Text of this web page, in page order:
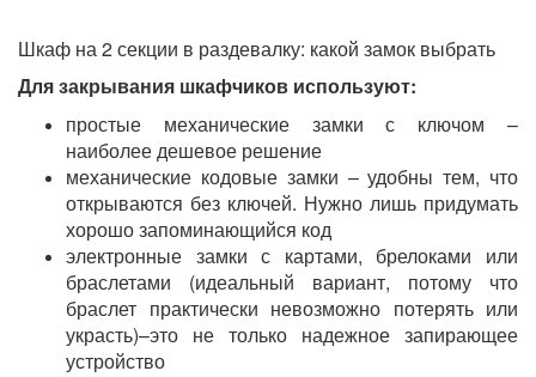
Шкаф на 2 секции в раздевалку: какой замок выбрать
Для закрывания шкафчиков используют:
простые механические замки с ключом –
наиболее дешевое решение
механические кодовые замки – удобны тем, что
открываются без ключей. Нужно лишь придумать
хорошо запоминающийся код
электронные замки с картами, брелоками или
браслетами (идеальный вариант, потому что
браслет практически невозможно потерять или
украсть)–это не только надежное запирающее
устройство